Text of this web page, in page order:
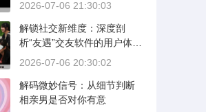
2026-07-06 21:30:03
解锁社交新维度：深度剖
析“友遇”交友软件的用户体验
与社交价值
2026-07-06 20:30:02
解码微妙信号：从细节判断
相亲男是否对你有意